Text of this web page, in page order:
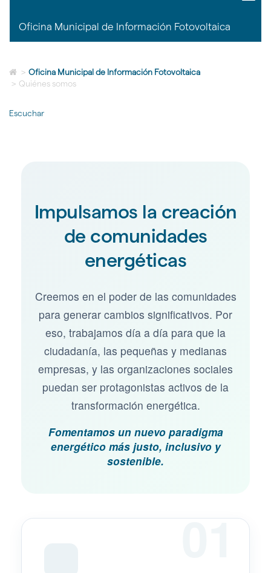
|
Oficina Municipal de Información Fotovoltaica
Icono
de
ir
> Oficina Municipal de Información Fotovoltaica
> Quiénes somos
Escuchar
Impulsamos la creación
de comunidades
energéticas
Creemos en el poder de las comunidades
para generar cambios significativos. Por
eso, trabajamos día a día para que la
ciudadanía, las pequeñas y medianas
empresas, y las organizaciones sociales
puedan ser protagonistas activos de la
transformación energética.
Fomentamos un nuevo paradigma
energético más justo, inclusivo y
sostenible.
01